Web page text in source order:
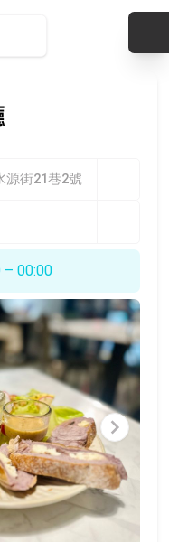
源街21巷2號
– 00:00